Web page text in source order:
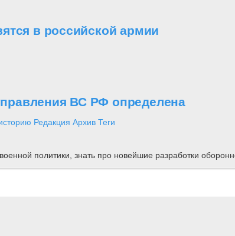
в российской армии
ВС РФ определена
Редакция Архив Теги
политики, знать про новейшие разработки